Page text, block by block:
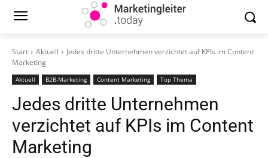
Start Aktuell
Jedes dritte Unternehmen verzichtet auf KPIs im Content
Marketing
Aktuell B2B-Marketing Content Marketing Top Thema
Jedes dritte Unternehmen
verzichtet auf KPIs im Content
Marketing